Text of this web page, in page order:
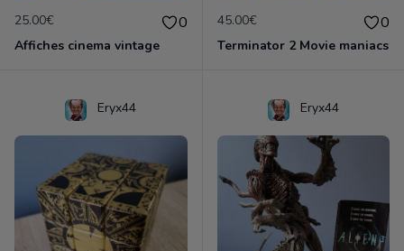
25.00€ 0
Affiches cinema vintage
45.00€ 0
Terminator 2 Movie maniacs
Eryx44 Eryx44